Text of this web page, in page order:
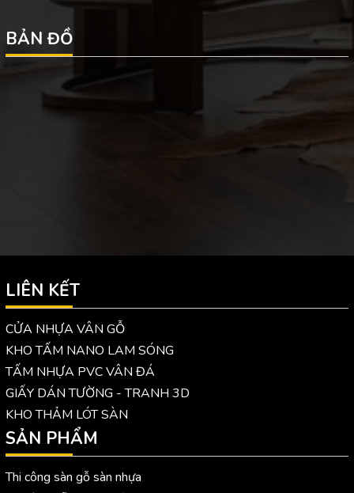
BẢN ĐỒ
LIÊN KẾT
CỬA NHỰA VÂN GỖ
KHO TẤM NANO LAM SÓNG
TẤM NHỰA PVC VÂN ĐÁ
GIẤY DÁN TƯỜNG - TRANH 3D
KHO THẢM LÓT SÀN
SẢN PHẨM
Thi công sàn gỗ sàn nhựa